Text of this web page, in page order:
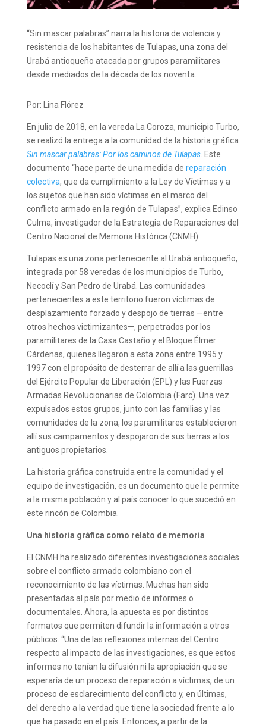
“Sin mascar palabras” narra la historia de violencia y
resistencia de los habitantes de Tulapas, una zona del
Urabá antioqueño atacada por grupos paramilitares
desde mediados de la década de los noventa.
Por: Lina Flórez
En julio de 2018, en la vereda La Coroza, municipio Turbo,
se realizó la entrega a la comunidad de la historia gráfica
Sin mascar palabras: Por los caminos de Tulapas. Este
documento “hace parte de una medida de reparación
colectiva, que da cumplimiento a la Ley de Víctimas y a
los sujetos que han sido víctimas en el marco del
conflicto armado en la región de Tulapas”, explica Edinso
Culma, investigador de la Estrategia de Reparaciones del
Centro Nacional de Memoria Histórica (CNMH).
Tulapas es una zona perteneciente al Urabá antioqueño,
integrada por 58 veredas de los municipios de Turbo,
Necoclí y San Pedro de Urabá. Las comunidades
pertenecientes a este territorio fueron víctimas de
desplazamiento forzado y despojo de tierras —entre
otros hechos victimizantes—, perpetrados por los
paramilitares de la Casa Castaño y el Bloque Élmer
Cárdenas, quienes llegaron a esta zona entre 1995 y
1997 con el propósito de desterrar de allí a las guerrillas
del Ejército Popular de Liberación (EPL) y las Fuerzas
Armadas Revolucionarias de Colombia (Farc). Una vez
expulsados estos grupos, junto con las familias y las
comunidades de la zona, los paramilitares establecieron
allí sus campamentos y despojaron de sus tierras a los
antiguos propietarios.
La historia gráfica construida entre la comunidad y el
equipo de investigación, es un documento que le permite
a la misma población y al país conocer lo que sucedió en
este rincón de Colombia.
Una historia gráfica como relato de memoria
El CNMH ha realizado diferentes investigaciones sociales
sobre el conflicto armado colombiano con el
reconocimiento de las víctimas. Muchas han sido
presentadas al país por medio de informes o
documentales. Ahora, la apuesta es por distintos
formatos que permiten difundir la información a otros
públicos. “Una de las reflexiones internas del Centro
respecto al impacto de las investigaciones, es que estos
informes no tenían la difusión ni la apropiación que se
esperaría de un proceso de reparación a víctimas, de un
proceso de esclarecimiento del conflicto y, en últimas,
del derecho a la verdad que tiene la sociedad frente a lo
que ha pasado en el país. Entonces, a partir de la